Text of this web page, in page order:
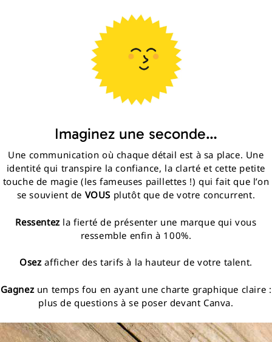
Imaginez une seconde…
Une communication où chaque détail est à sa place. Une
identité qui transpire la confiance, la clarté et cette petite
touche de magie (les fameuses paillettes !) qui fait que l’on
se souvient de VOUS plutôt que de votre concurrent.
Ressentez la fierté de présenter une marque qui vous
ressemble enfin à 100%.
Osezafficher des tarifs à la hauteur de votre talent.
Gagnez un temps fou en ayant une charte graphique claire :
plus de questions à se poser devant Canva.